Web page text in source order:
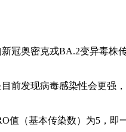
冠奥密克戎BA.2变异毒株
前发现病毒感染性会更强
值（基本传染数）为5，即